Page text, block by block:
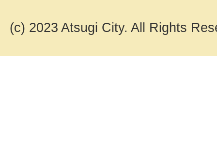
(c) 2023 Atsugi City. All Rights